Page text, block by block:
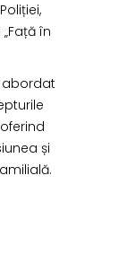
în
abordat
și